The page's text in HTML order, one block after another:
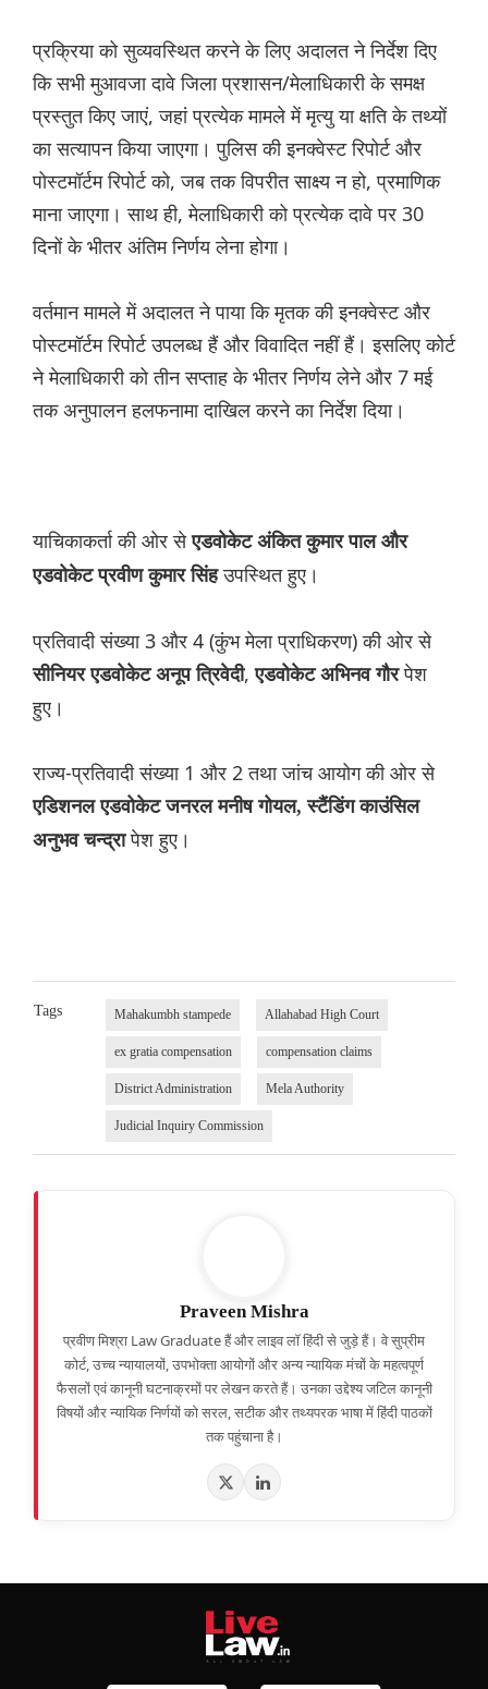
प्रक्रिया को सुव्यवस्थित करने के लिए अदालत ने निर्देश दिए
कि सभी मुआवजा दावे जिला प्रशासन/मेलाधिकारी के समक्ष
प्रस्तुत किए जाएं, जहां प्रत्येक मामले में मृत्यु या क्षति के तथ्यों
का सत्यापन किया जाएगा। पुलिस की इनक्वेस्ट रिपोर्ट और
पोस्टमॉर्टम रिपोर्ट को, जब तक विपरीत साक्ष्य न हो, प्रमाणिक
माना जाएगा। साथ ही, मेलाधिकारी को प्रत्येक दावे पर 30
दिनों के भीतर अंतिम निर्णय लेना होगा।
वर्तमान मामले में अदालत ने पाया कि मृतक की इनक्वेस्ट और
पोस्टमॉर्टम रिपोर्ट उपलब्ध हैं और विवादित नहीं हैं। इसलिए कोर्ट
ने मेलाधिकारी को तीन सप्ताह के भीतर निर्णय लेने और 7 मई
तक अनुपालन हलफनामा दाखिल करने का निर्देश दिया।
याचिकाकर्ता की ओर सेएडवोकेट अंकित कुमार पाल और
एडवोकेट प्रवीण कुमार सिंहउपस्थित हुए।
प्रतिवादी संख्या 3 और 4 (कुंभ मेला प्राधिकरण) की ओर से
सीनियर एडवोकेट अनूप त्रिवेदी,एडवोकेट अभिनव गौरपेश
हुए।
राज्य-प्रतिवादी संख्या 1 और 2 तथा जांच आयोग की ओर से
एडिशनल एडवोकेट जनरल मनीष गोयल, स्टैंडिंग काउंसिल
अनुभव चन्द्रापेश हुए।
Tags Mahakumbh stampede Allahabad High Court
ex gratia compensation compensation claims
District Administration Mela Authority
Judicial Inquiry Commission
Praveen Mishra
प्रवीण मिश्रा Law Graduate हैं और लाइव लॉ हिंदी से जुड़े हैं। वे सुप्रीम
कोर्ट, उच्च न्यायालयों, उपभोक्ता आयोगों और अन्य न्यायिक मंचों के महत्वपूर्ण
फैसलों एवं कानूनी घटनाक्रमों पर लेखन करते हैं। उनका उद्देश्य जटिल कानूनी
विषयों और न्यायिक निर्णयों को सरल, सटीक और तथ्यपरक भाषा में हिंदी पाठकों
तक पहुंचाना है।